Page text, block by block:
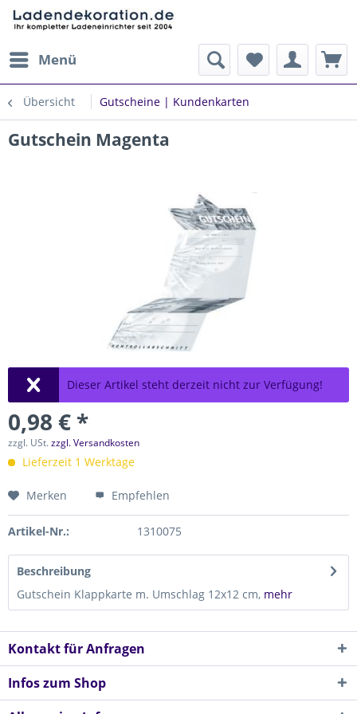
Menü
Übersicht Gutscheine | Kundenkarten
Gutschein Magenta
Dieser Artikel steht derzeit nicht zur Verfügung!
0,98 € *
zzgl. USt.zzgl. Versandkosten
Lieferzeit 1 Werktage
Merken Empfehlen
Artikel-Nr.: 1310075
Beschreibung
Gutschein Klappkarte m. Umschlag 12x12 cm, mehr
Kontakt für Anfragen
Infos zum Shop